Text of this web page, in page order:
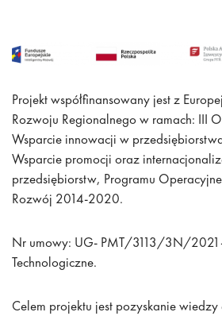
Projekt współfinansowany jest z
Rozwoju Regionalnego w ramach: III
Wsparcie innowacji w
Wsparcie promocji oraz
przedsiębiorstw, Programu
Rozwój 2014-2020.
Nr umowy: UG- PMT/3113/3N/
Technologiczne.
Celem projektu jest pozyskanie